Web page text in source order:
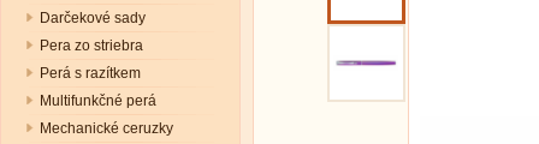
Darčekové sady
Pera zo striebra
Perá s razítkem
Multifunkčné perá
Mechanické ceruzky